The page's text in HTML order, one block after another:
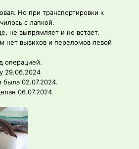
Но при транспортировки к
с лапкой.
не выпрямляет и не встает.
нет вывихов и переломов левой
операцией.
29.06.2024
была 02.07.2024.
06.07.2024